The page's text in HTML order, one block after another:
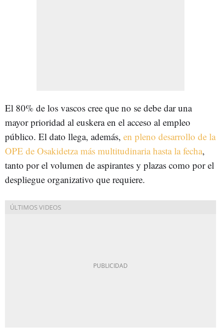
El 80% de los vascos cree que no se debe dar una
mayor prioridad al euskera en el acceso al empleo
público. El dato llega, además, en pleno desarrollo de la
OPE de Osakidetza más multitudinaria hasta la fecha,
tanto por el volumen de aspirantes y plazas como por el
despliegue organizativo que requiere.